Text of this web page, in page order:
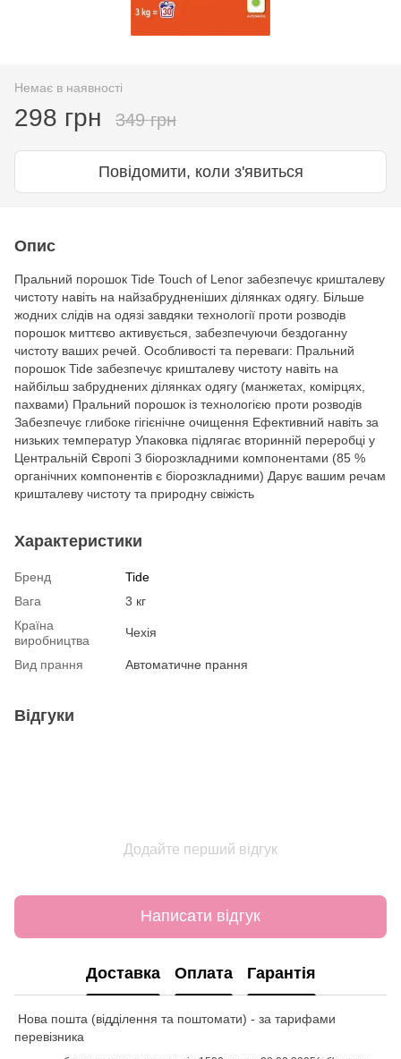
Немає в наявності
298 грн 349 грн
Повідомити, коли з'явиться
Опис
Пральний порошок Tide Touch of Lenor забезпечує кришталеву
чистоту навіть на найзабрудненіших ділянках одягу. Більше
жодних слідів на одязі завдяки технології проти розводів
порошок миттєво активується, забезпечуючи бездоганну
чистоту ваших речей. Особливості та переваги: Пральний
порошок Tide забезпечує кришталеву чистоту навіть на
найбільш забруднених ділянках одягу (манжетах, комірцях,
пахвами) Пральний порошок із технологією проти розводів
Забезпечує глибоке гігієнічне очищення Ефективний навіть за
низьких температур Упаковка підлягає вторинній переробці у
Центральній Європі З біорозкладними компонентами (85 %
органічних компонентів є біорозкладними) Дарує вашим речам
кришталеву чистоту та природну свіжість
Характеристики
Бренд
Tide
Вага
3 кг
Країна
виробництва
Чехія
Вид прання Автоматичне прання
Відгуки
Додайте перший відгук
Написати відгук
Доставка Оплата Гарантія
Нова пошта (відділення та поштомати) - за тарифами
перевізника